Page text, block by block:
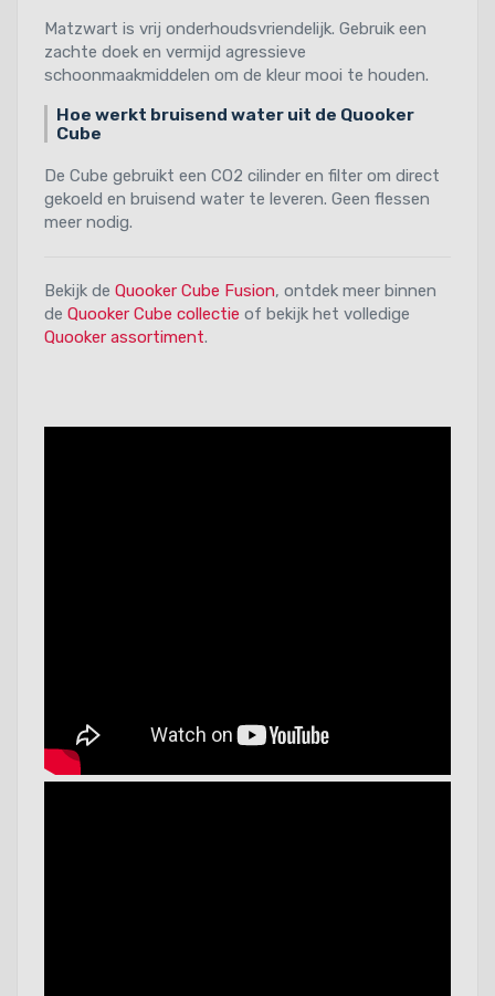
Matzwart is vrij onderhoudsvriendelijk. Gebruik een
zachte doek en vermijd agressieve
schoonmaakmiddelen om de kleur mooi te houden.
Hoe werkt bruisend water uit de Quooker
Cube
De Cube gebruikt een CO2 cilinder en filter om direct
gekoeld en bruisend water te leveren. Geen flessen
meer nodig.
Bekijk de Quooker Cube Fusion, ontdek meer binnen
de Quooker Cube collectie of bekijk het volledige
Quooker assortiment.